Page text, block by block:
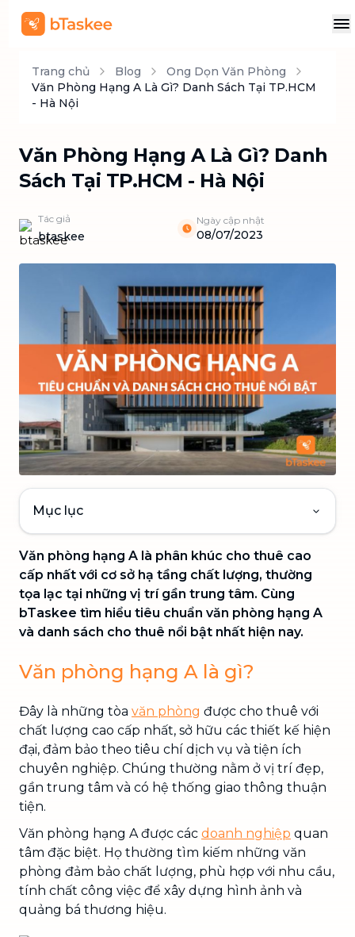
Trang chủ Blog
Ong Dọn Văn Phòng
Văn Phòng Hạng A Là Gì? Danh Sách Tại TP.HCM
- Hà Nội
Văn Phòng Hạng A Là Gì? Danh
Sách Tại TP.HCM - Hà Nội
Tác giả
btaskee
Ngày cập nhật
08/07/2023
Mục lục
Văn phòng hạng A là phân khúc cho thuê cao
cấp nhất với cơ sở hạ tầng chất lượng, thường
tọa lạc tại những vị trí gần trung tâm. Cùng
bTaskee tìm hiểu tiêu chuẩn văn phòng hạng A
và danh sách cho thuê nổi bật nhất hiện nay.
Văn phòng hạng A là gì?
Đây là những tòa văn phòng được cho thuê với
chất lượng cao cấp nhất, sở hữu các thiết kế hiện
đại, đảm bảo theo tiêu chí dịch vụ và tiện ích
chuyên nghiệp. Chúng thường nằm ở vị trí đẹp,
gần trung tâm và có hệ thống giao thông thuận
tiện.
Văn phòng hạng A được các doanh nghiệp quan
tâm đặc biệt. Họ thường tìm kiếm những văn
phòng đảm bảo chất lượng, phù hợp với nhu cầu,
tính chất công việc để xây dựng hình ảnh và
quảng bá thương hiệu.